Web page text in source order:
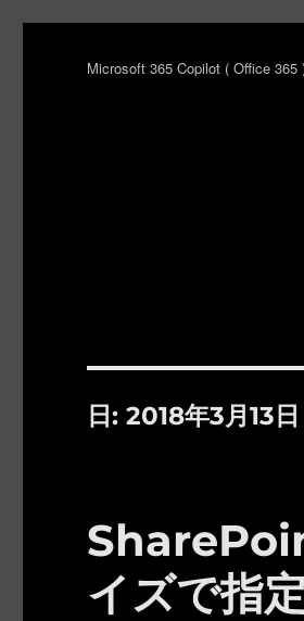
Microsoft 365 Copilot ( Office
日:2018年3月13日
イズで指